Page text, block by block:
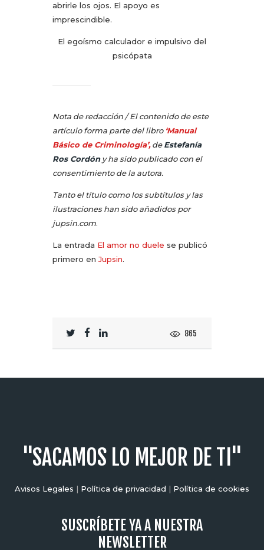
abrirle los ojos. El apoyo es
imprescindible.
El egoísmo calculador e impulsivo del
psicópata
Nota de redacción / El contenido de este
artículo forma parte del libro ‘Manual
Básico de Criminología’,deEstefanía
Ros Cordóny ha sido publicado con el
consentimiento de la autora.
Tanto el título como los subtítulos y las
ilustraciones han sido añadidos por
jupsin.com.
La entrada El amor no duele se publicó
primero enJupsin.
865
"SACAMOS LO MEJOR DE TI"
Avisos Legales | Política de privacidad | Política de cookies
SUSCRÍBETE YA A NUESTRA
NEWSLETTER